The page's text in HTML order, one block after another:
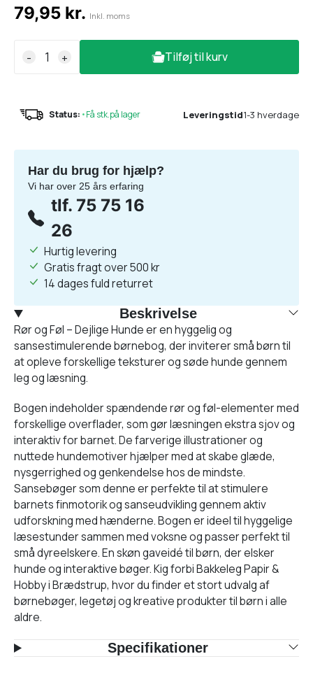
79,95 kr. Inkl. moms
- + Tilføj til kurv
Status: •Få stk.på lager Leveringstid1-3 hverdage
Har du brug for hjælp?
Vi har over 25 års erfaring
tlf. 75 75 16
26
Hurtig levering
Gratis fragt over 500 kr
14 dages fuld returret
Beskrivelse
Rør og Føl – Dejlige Hunde er en hyggelig og
sansestimulerende børnebog, der inviterer små børn til
at opleve forskellige teksturer og søde hunde gennem
leg og læsning.
Bogen indeholder spændende rør og føl-elementer med
forskellige overflader, som gør læsningen ekstra sjov og
interaktiv for barnet. De farverige illustrationer og
nuttede hundemotiver hjælper med at skabe glæde,
nysgerrighed og genkendelse hos de mindste.
Sansebøger som denne er perfekte til at stimulere
barnets finmotorik og sanseudvikling gennem aktiv
udforskning med hænderne. Bogen er ideel til hyggelige
læsestunder sammen med voksne og passer perfekt til
små dyreelskere. En skøn gaveidé til børn, der elsker
hunde og interaktive bøger. Kig forbi Bakkeleg Papir &
Hobby i Brædstrup, hvor du finder et stort udvalg af
børnebøger, legetøj og kreative produkter til børn i alle
aldre.
Specifikationer